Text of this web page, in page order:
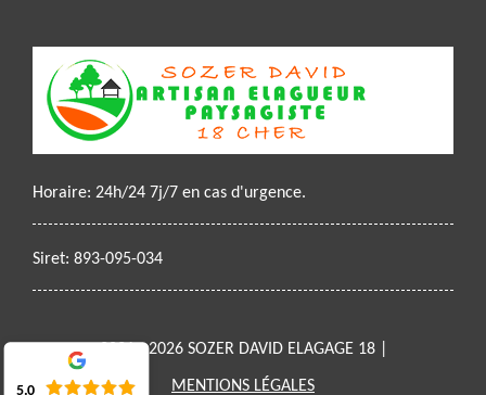
Horaire: 24h/24 7j/7 en cas d'urgence.
Siret: 893-095-034
2021 - 2026 SOZER DAVID ELAGAGE 18 |
MENTIONS LÉGALES
5.0